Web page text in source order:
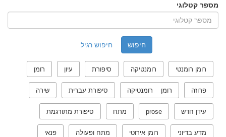
מספר קטלוגי
חיפוש רגיל
רומן רומנטי רומנטיקה סיפורת עיון רומן
פרוזה רומן רומנטיקה סיפורת עברית שירה
עידן חדש prose מתח סיפורת מתורגמת
מדע בדיוני רומן אירוטי מתח ופעולה פנאי